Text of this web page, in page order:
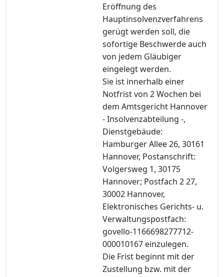
Eröffnung des
Hauptinsolvenzverfahrens
gerügt werden soll, die
sofortige Beschwerde auch
von jedem Gläubiger
eingelegt werden.
Sie ist innerhalb einer
Notfrist von 2 Wochen bei
dem Amtsgericht Hannover
- Insolvenzabteilung -,
Dienstgebäude:
Hamburger Allee 26, 30161
Hannover, Postanschrift:
Volgersweg 1, 30175
Hannover; Postfach 2 27,
30002 Hannover,
Elektronisches Gerichts- u.
Verwaltungspostfach:
govello-1166698277712-
000010167 einzulegen.
Die Frist beginnt mit der
Zustellung bzw. mit der